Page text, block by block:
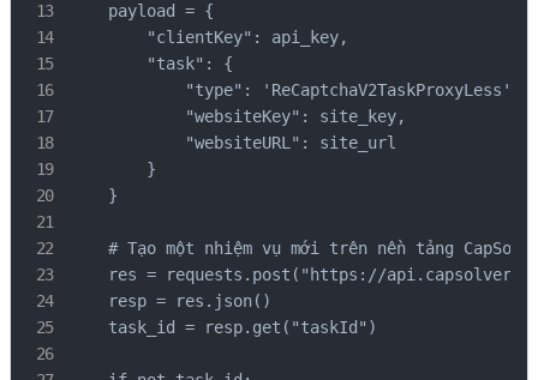
    payload = {
        "clientKey": api_key,
        "task": {
            "type": 'ReCaptchaV2TaskProxyLess',
            "websiteKey": site_key,
            "websiteURL": site_url
        }
    }
# Tạo một nhiệm vụ mới trên nền tảng
res = requests.post("https://
    resp = res.json()
    task_id = resp.get("taskId")